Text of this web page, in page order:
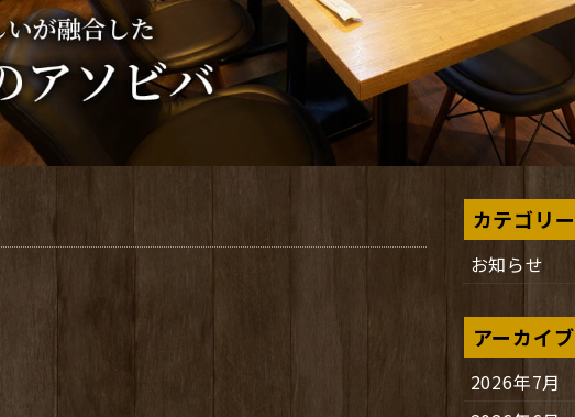
カテゴリー
お知らせ
アーカイブ
2026年7月